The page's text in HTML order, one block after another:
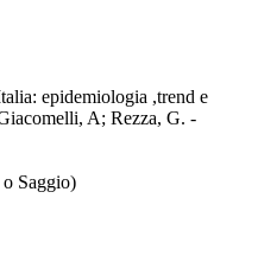
epidemiologia ,trend e
A; Rezza, G. -
Saggio)